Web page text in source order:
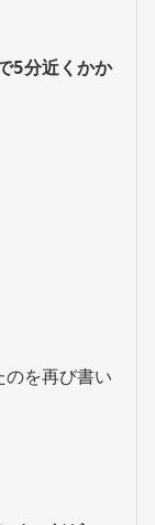
5分近くかか
のを再び書い